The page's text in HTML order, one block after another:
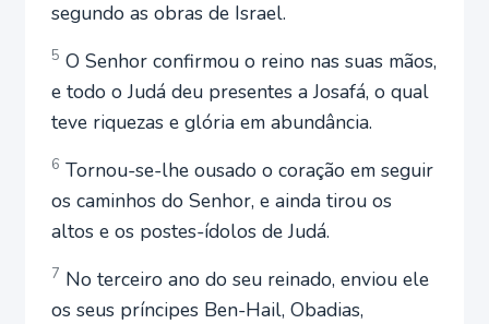
segundo as obras de Israel.
5 O Senhor confirmou o reino nas suas mãos,
e todo o Judá deu presentes a Josafá, o qual
teve riquezas e glória em abundância.
6 Tornou-se-lhe ousado o coração em seguir
os caminhos do Senhor, e ainda tirou os
altos e os postes-ídolos de Judá.
7 No terceiro ano do seu reinado, enviou ele
os seus príncipes Ben-Hail, Obadias,